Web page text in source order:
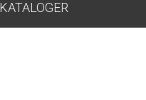
KATALOGER